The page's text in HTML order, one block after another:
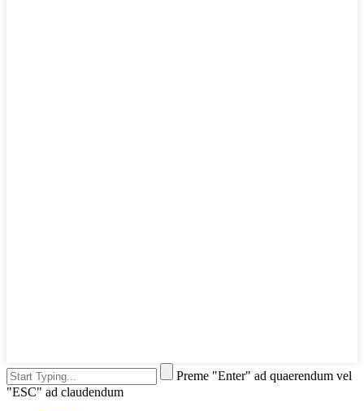
Preme "Enter" ad quaerendum vel
"ESC" ad claudendum